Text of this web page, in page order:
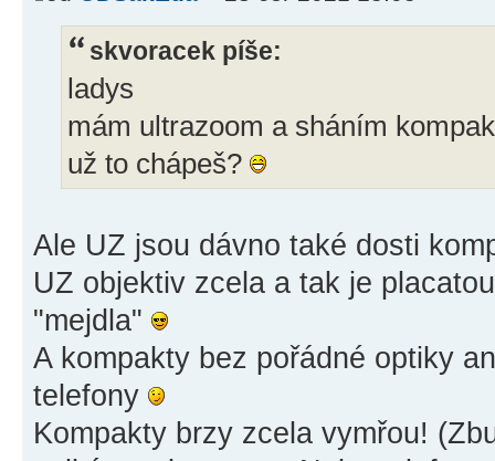
skvoracek píše:
ladys
mám ultrazoom a sháním
už to chápeš?
Ale UZ jsou dávno také dosti
UZ objektiv zcela a tak je
"mejdla"
A kompakty bez pořádné optiky
telefony
Kompakty brzy zcela vymřou!